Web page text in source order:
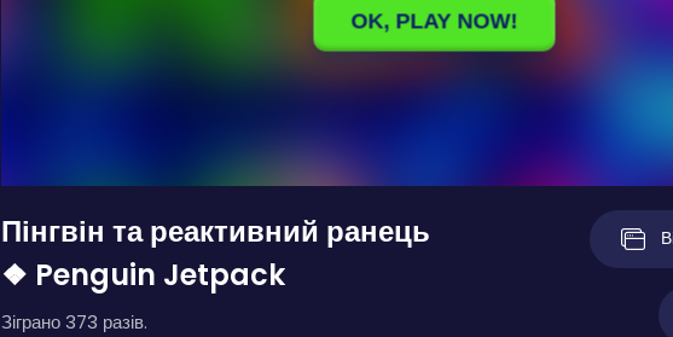
Пінгвін та реактивний ранець
❖ Penguin Jetpack
Зіграно 373 разів.